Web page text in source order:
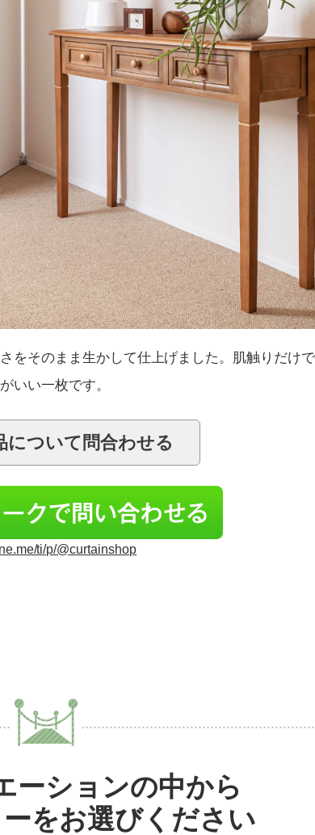
をそのまま生かして仕上げました。肌触りだけ
いい一枚です。
ti/p/@curtainshop
ーションの中から
をお選びください